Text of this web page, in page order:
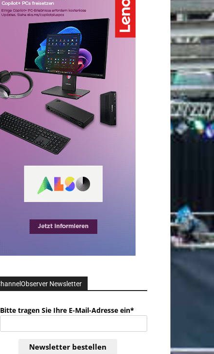
Newsletter
Bitte tragen Sie Ihre E-Mail-Adresse ein*
Newsletter bestellen